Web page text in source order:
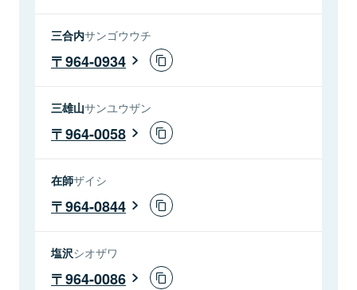
三合内サンゴウウチ
964-0934
三雄山サンユウザン
964-0058
在師ザイシ
964-0844
塩沢シオザワ
964-0086